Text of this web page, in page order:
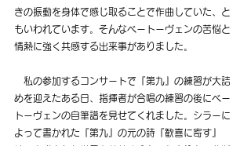
きの振動を身体で感じ取ることで作曲していた、と
もいわれています。そんなベートーヴェンの苦悩と
情熱に強く共感する出来事がありました。
私の参加するコンサートで『第九』の練習が大詰
めを迎えたある日、指揮者が合唱の練習の後にベー
トーヴェンの自筆譜を見せてくれました。シラーに
よって書かれた『第九』の元の詩『歓喜に寄す』